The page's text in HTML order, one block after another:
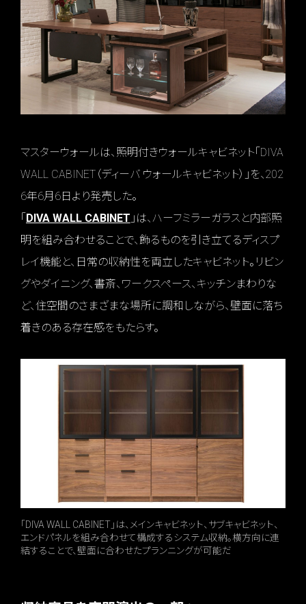
マスターウォールは、照明付きウォールキャビネット「DIVA
WALL CABINET（ディーバ ウォールキャビネット）」を、202
6年6月6日より発売した。
「 DIVA WALL CABINET 」は、ハーフミラーガラスと内部照
明を組み合わせることで、飾るものを引き立てるディスプ
レイ機能と、日常の収納性を両立したキャビネット。リビン
グやダイニング、書斎、ワークスペース、キッチンまわりな
ど、住空間のさまざまな場所に調和しながら、壁面に落ち
着きのある存在感をもたらす。
「DIVA WALL CABINET」は、メインキャビネット、サブキャビネット、
エンドパネルを組み合わせて構成するシステム収納。横方向に連
結することで、壁面に合わせたプランニングが可能だ